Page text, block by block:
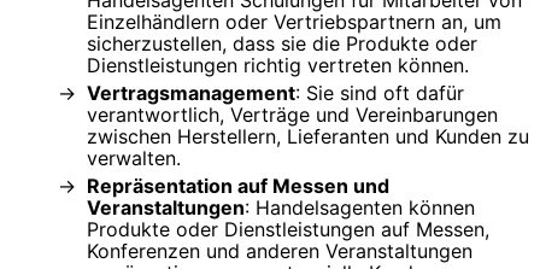
Einzelhändlern oder Vertriebspartnern an, um
sicherzustellen, dass sie die Produkte oder
Dienstleistungen richtig vertreten können.
Vertragsmanagement: Sie sind oft dafür
verantwortlich, Verträge und Vereinbarungen
zwischen Herstellern, Lieferanten und Kunden zu
verwalten.
Repräsentation auf Messen und
Veranstaltungen: Handelsagenten können
Produkte oder Dienstleistungen auf Messen,
Konferenzen und anderen Veranstaltungen